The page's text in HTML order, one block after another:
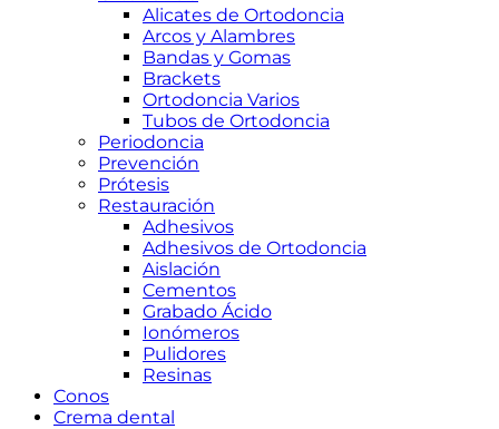
Alicates de Ortodoncia
Arcos y Alambres
Bandas y Gomas
Brackets
Ortodoncia Varios
Tubos de Ortodoncia
Periodoncia
Prevención
Prótesis
Restauración
Adhesivos
Adhesivos de Ortodoncia
Aislación
Cementos
Grabado Ácido
Ionómeros
Pulidores
Resinas
Conos
Crema dental